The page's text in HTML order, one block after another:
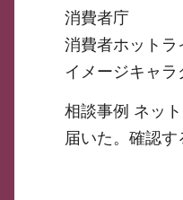
消費者庁
消費者ホットラ
イメージキャ
相談事例 ネッ
届いた。確認